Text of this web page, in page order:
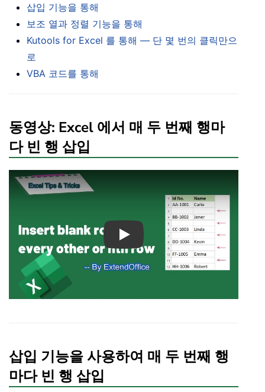
삽입 기능을 통해
보조 열과 정렬 기능을 통해
Kutools for Excel 를 통해 — 단 몇 번의 클릭만으
로
VBA 코드를 통해
동영상: Excel 에서 매 두 번째 행마
다 빈 행 삽입
Play
삽입 기능을 사용하여 매 두 번째 행
마다 빈 행 삽입